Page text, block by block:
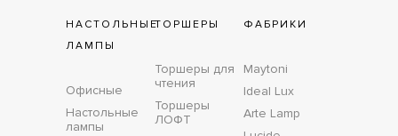
НАСТОЛЬНЫЕ
ЛАМПЫ
Офисные
Настольные
лампы
ТОРШЕРЫ
Торшеры для
чтения
Торшеры
ЛОФТ
ФАБРИКИ
Maytoni
Ideal Lux
Arte Lamp